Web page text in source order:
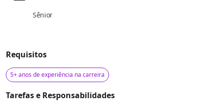
Sênior
Requisitos
5+ anos de experiência na carreira
Tarefas e Responsabilidades